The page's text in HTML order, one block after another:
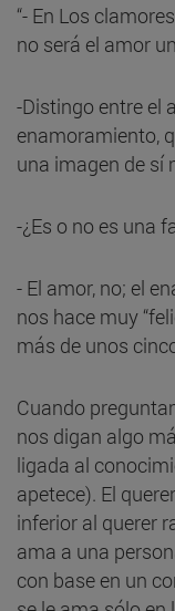
“- En Los
no será el amor
-Distingo entre el
enamoramiento,
una imagen de sí
-¿Es o no es una
- El amor, no; el
nos hace muy
más de unos
Cuando
nos digan algo
ligada al
apetece). El
inferior al querer
ama a una
con base en un